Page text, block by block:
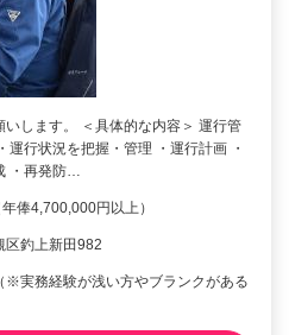
します。 ＜具体的な内容＞ 運行管
運行状況を把握・管理 ・運行計画 ・
・再発防…
俸4,700,000円以上）
区釣上新田982
※実務経験が浅い方やブランクがある